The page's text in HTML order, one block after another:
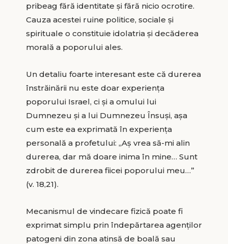
pribeag fără identitate și fără nicio ocrotire.
Cauza acestei ruine politice, sociale și
spirituale o constituie idolatria și decăderea
morală a poporului ales.
Un detaliu foarte interesant este că durerea
înstrăinării nu este doar experiența
poporului Israel, ci și a omului lui
Dumnezeu și a lui Dumnezeu Însuși, așa
cum este ea exprimată în experiența
personală a profetului: „Aș vrea să-mi alin
durerea, dar mă doare inima în mine… Sunt
zdrobit de durerea fiicei poporului meu…”
(v. 18,21).
Mecanismul de vindecare fizică poate fi
exprimat simplu prin îndepărtarea agenților
patogeni din zona atinsă de boală sau